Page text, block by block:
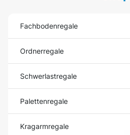
Fachbodenregale
Ordnerregale
Schwerlastregale
Palettenregale
Kragarmregale